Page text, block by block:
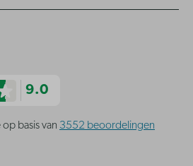
9.0
basis van 3552 beoordelingen